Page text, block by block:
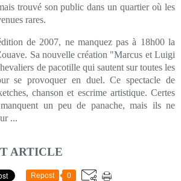
trouvé son public dans un quartier où les
rares.
de 2007, ne manquez pas à 18h00 la
Sa nouvelle création "Marcus et Luigi
de pacotille qui sautent sur toutes les
se provoquer en duel. Ce spectacle de
chanson et escrime artistique. Certes
un peu de panache, mais ils ne
...
ARTICLE
Repost 0